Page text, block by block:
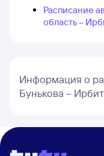
Расписание
область –
Информация о
Бунькова – Ирбит